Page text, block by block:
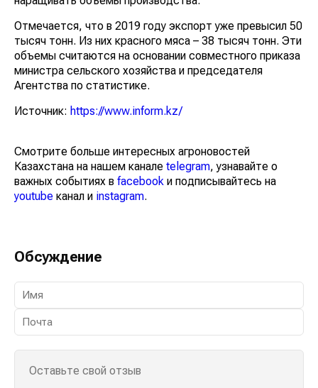
Отмечается, что в 2019 году экспорт уже превысил 50
тысяч тонн. Из них красного мяса – 38 тысяч тонн. Эти
объемы считаются на основании совместного приказа
министра сельского хозяйства и председателя
Агентства по статистике.
Источник: https://www.inform.kz/
Смотрите больше интересных агроновостей
Казахстана на нашем канале telegram, узнавайте о
важных событиях в facebook и подписывайтесь на
youtube канал и instagram.
Обсуждение